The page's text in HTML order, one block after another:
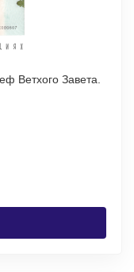
Ветхого Завета.